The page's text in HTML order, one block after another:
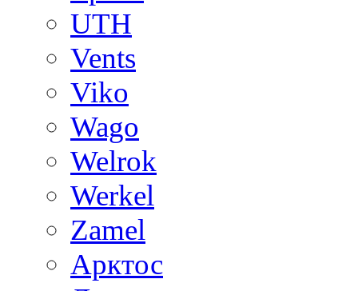
UTH
Vents
Viko
Wago
Welrok
Werkel
Zamel
Арктос